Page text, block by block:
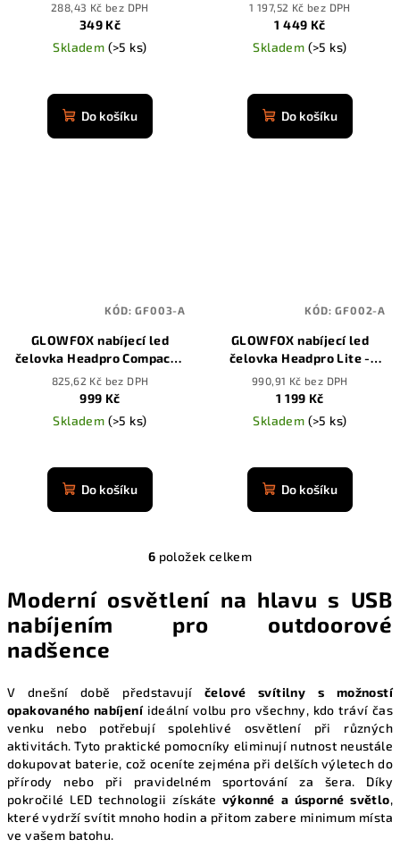
288,43 Kč bez DPH
349 Kč
Skladem (>5 ks)
hodnocení
produktu
Do košíku
1 197,52 Kč bez DPH
1 449 Kč
Skladem (>5 ks)
hodnocení
produktu
Do košíku
GLOWFOX nabíjecí led
čelovka Headpro Compact -
3500 mAh
825,62 Kč bez DPH
999 Kč
Skladem (>5 ks)
hodnocení
produktu
Do košíku
KÓD:GF003-A
GLOWFOX nabíjecí led
čelovka Headpro Lite -
3500 mAh
990,91 Kč bez DPH
1 199 Kč
Skladem (>5 ks)
hodnocení
produktu
Do košíku
KÓD:GF002-A
O
v
l
á
c
í
p
r
v
k
y
6 položek celkem
Moderní osvětlení na hlavu s USB
nabíjením pro outdoorové
nadšence
V dnešní době představujíčelové svítilny s možností
opakovaného nabíjeníideální volbu pro všechny, kdo tráví čas
venku nebo potřebují spolehlivé osvětlení při různých
aktivitách. Tyto praktické pomocníky eliminují nutnost neustále
dokupovat baterie, což oceníte zejména při delších výletech do
přírody nebo při pravidelném sportování za šera. Díky
pokročilé LED technologii získáte výkonné a úsporné světlo,
které vydrží svítit mnoho hodin a přitom zabere minimum místa
ve vašem batohu.